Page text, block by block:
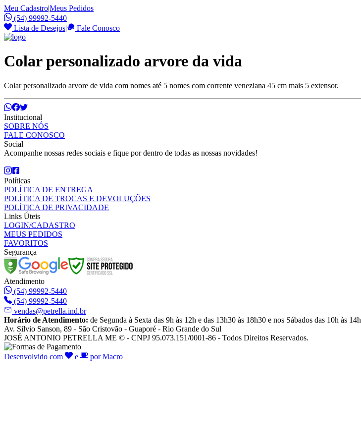
Meu Cadastro|Meus Pedidos
(54) 99992-5440
Lista de Desejos| Fale Conosco
Colar personalizado arvore da vida
Colar personalizado arvore de vida com nomes até 5 nomes com corrente veneziana 45 cm mais 5 extensor.
Institucional
SOBRE NÓS
FALE CONOSCO
Social
Acompanhe nossas redes sociais e fique por dentro de todas as nossas novidades!
Políticas
POLÍTICA DE ENTREGA
POLÍTICA DE TROCAS E DEVOLUÇÕES
POLÍTICA DE PRIVACIDADE
Links Úteis
LOGIN/CADASTRO
MEUS PEDIDOS
FAVORITOS
Segurança
Atendimento
(54) 99992-5440
(54) 99992-5440
vendas@petrella.ind.br
Horário de Atendimento: de Segunda à Sexta das 9h às 12h e das 13h30 às 18h30 e nos Sábados das 10h às 14h
Av. Silvio Sanson, 89 - São Cristovão - Guaporé - Rio Grande do Sul
JOSÉ ANTONIO PETRELLA ME © - CNPJ 95.073.151/0001-86 - Todos Direitos Reservados.
Desenvolvido com e por Macro